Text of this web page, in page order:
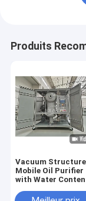
Produits
Vacuum Structure
Mobile Oil Purifier
with Water
≤0.4 Mpa